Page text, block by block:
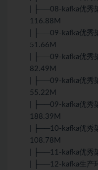
| ├──08-kafka优秀
116.88M
| ├──09-kafka优秀
51.66M
| ├──09-kafka优秀
82.49M
| ├──09-kafka优秀
55.22M
| ├──09-kafka优秀
188.39M
| ├──10-kafka优秀
108.78M
| ├──11-kafka优秀
| ├──12-kafka生产